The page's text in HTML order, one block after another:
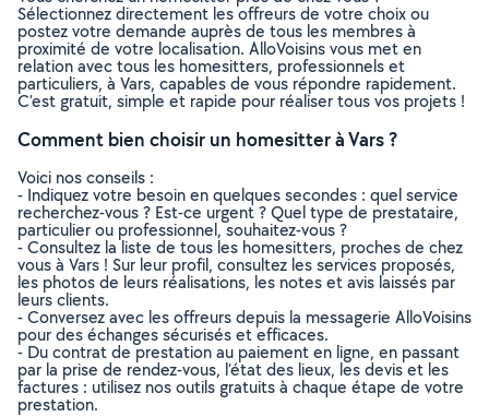
Sélectionnez directement les offreurs de votre choix ou
postez votre demande auprès de tous les membres à
proximité de votre localisation. AlloVoisins vous met en
relation avec tous les homesitters, professionnels et
particuliers, à Vars, capables de vous répondre rapidement.
C’est gratuit, simple et rapide pour réaliser tous vos projets !
Comment bien choisir un homesitter à Vars ?
Voici nos conseils :
- Indiquez votre besoin en quelques secondes : quel service
recherchez-vous ? Est-ce urgent ? Quel type de prestataire,
particulier ou professionnel, souhaitez-vous ?
- Consultez la liste de tous les homesitters, proches de chez
vous à Vars ! Sur leur profil, consultez les services proposés,
les photos de leurs réalisations, les notes et avis laissés par
leurs clients.
- Conversez avec les offreurs depuis la messagerie AlloVoisins
pour des échanges sécurisés et efficaces.
- Du contrat de prestation au paiement en ligne, en passant
par la prise de rendez-vous, l’état des lieux, les devis et les
factures : utilisez nos outils gratuits à chaque étape de votre
prestation.